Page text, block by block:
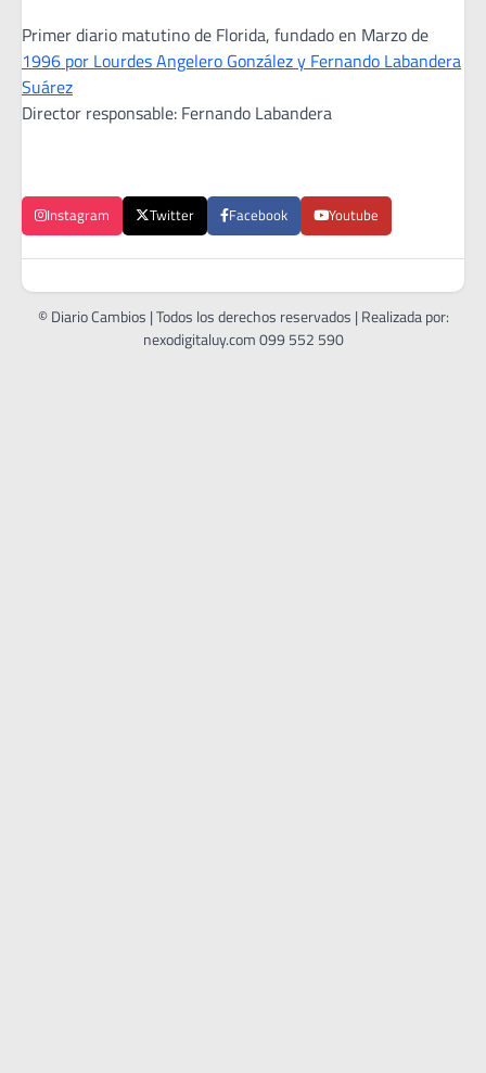
Primer diario matutino de Florida, fundado en Marzo de
1996 por Lourdes Angelero González y Fernando Labandera
Suárez
Director responsable: Fernando Labandera
Instagram Twitter Facebook Youtube